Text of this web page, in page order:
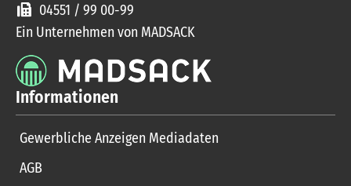
04551 / 99 00-99
Ein Unternehmen von MADSACK
Informationen
Gewerbliche Anzeigen Mediadaten
AGB